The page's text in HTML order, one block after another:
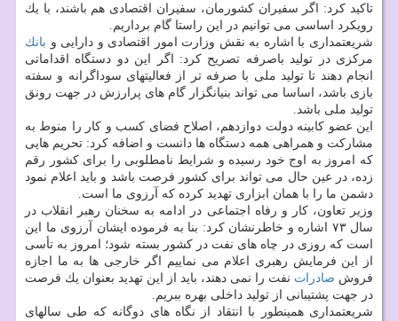
تاكید كرد: اگر سفیران كشورمان، سفیران اقتصادی هم باشند، با یك
رویكرد اساسی می توانیم در این راستا گام برداریم.
شریعتمداری با اشاره به نقش وزارت امور اقتصادی و دارایی و بانك
مركزی در تولید باصرفه تصریح كرد: اگر این دو دستگاه اقداماتی
انجام دهند تا تولید ملی با صرفه تر از فعالیتهای سوداگرانه و سفته
بازی باشد، اساسا می تواند بنیانگزار گام های پرارزش در جهت رونق
تولید ملی باشد.
این عضو كابینه دولت دوازدهم، اصلاح فضای كسب و كار را منوط به
مشاركت و همراهی همه دستگاه ها دانست و اضافه كرد: تحریم هایی
كه امروز به اوج خود رسیده و شرایط نامطلوبی را برای كشور رقم
زده، در عین حال می تواند برای كشور فرصت باشد و باید اعلام نمود
دشمن ما را با همان ابزاری تهدید كرده كه آرزوی ما است.
وزیر تعاون، كار و رفاه اجتماعی در ادامه به سخنان رهبر انقلاب در
سال ۷۳ اشاره و خاطرنشان كرد: بنا به فرموده ایشان آرزوی ما این
است كه روزی در چاه های نفت در كشور بسته شود؛ امروز به تأسی
از این فرمایش رهبری اعلام می نماییم اگر خارجی ها به ما اجازه
فروش صادرات نفت را نمی دهند، باید از این تهدید بعنوان یك فرصت
در جهت پشتیبانی از تولید داخلی بهره ببریم.
شریعتمداری همینطور با انتقاد از نگاه های دوگانه كه طی سالهای